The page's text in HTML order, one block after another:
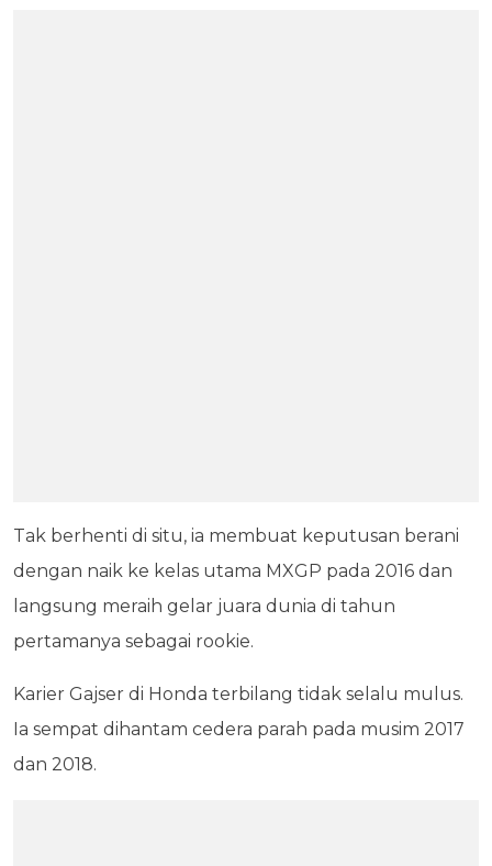
Tak berhenti di situ, ia membuat keputusan berani
dengan naik ke kelas utama MXGP pada 2016 dan
langsung meraih gelar juara dunia di tahun
pertamanya sebagai rookie.
Karier Gajser di Honda terbilang tidak selalu mulus.
Ia sempat dihantam cedera parah pada musim 2017
dan 2018.